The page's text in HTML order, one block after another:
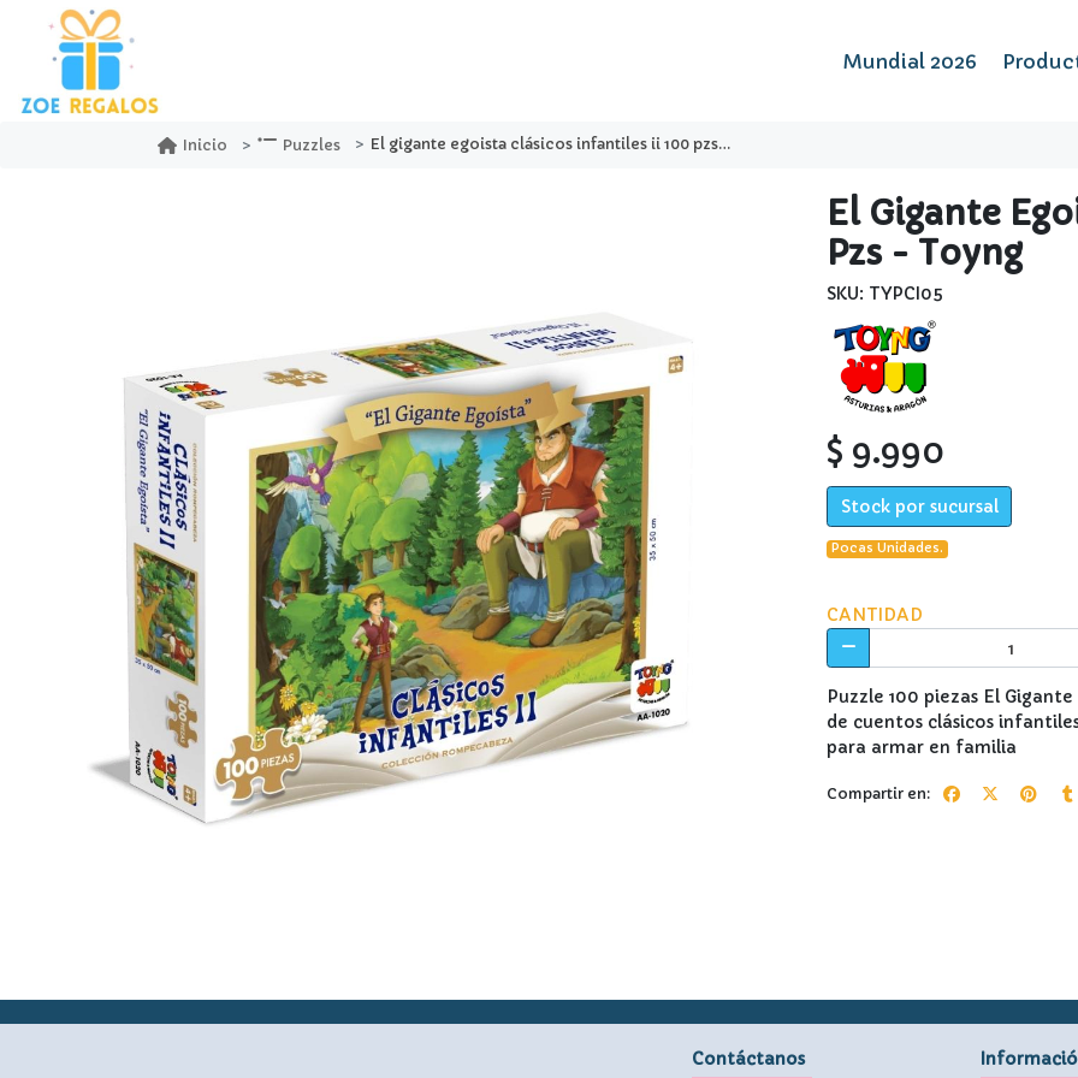
Mundial 2026
Inicio Puzzles El gigante egoista clásicos infantiles ii 100 pzs - toyng
El Gigante
Pzs - Toyng
SKU: TYPCI05
$ 9.990
Stock por sucursal
Pocas Unidades.
CANTIDAD
Puzzle 100 piezas El
de cuentos clásicos
para armar en familia
Compartir en:
Contáctanos